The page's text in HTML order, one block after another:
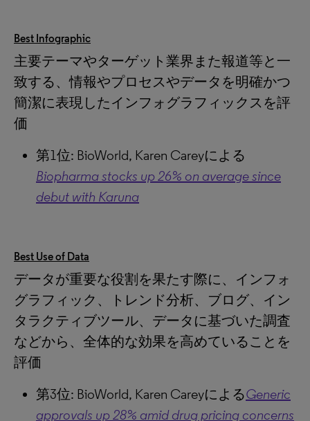
Best Infographic
主要テーマやターゲット業界また報道等と一
致する、情報やプロセスやデータを明確かつ
簡潔に表現したインフォグラフィックスを評
価
第1位: BioWorld, Karen Careyによる
Biopharma stocks up 26% on average since
debut with Karuna
Best Use of Data
データが重要な役割を果たす際に、インフォ
グラフィック、トレンド分析、ブログ、イン
タラクティブツール、データに基づいた調査
などから、全体的な効果を高めていることを
評価
第3位: BioWorld, Karen CareyによるGeneric
approvals up 28% amid drug pricing concerns